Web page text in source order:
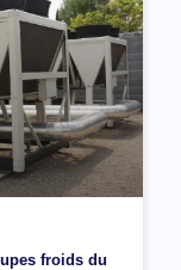
froids du